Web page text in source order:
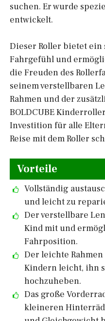
suchen. Er wurde
entwickelt.
Dieser Roller bietet ein
Fahrgefühl und
die Freuden des
seinem verstellbaren
Rahmen und der
BOLDCUBE
Investition für alle
Reise mit dem Roller
Vorteile
Vollständig
und leicht zu
Der verstellbare
Kind mit und
Fahrposition.
Der leichte
Kindern leicht, ihn
hochzuheben.
Das große
kleineren